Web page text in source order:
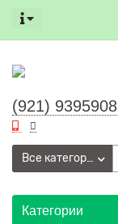
(921) 9395908
Все категории
Категории